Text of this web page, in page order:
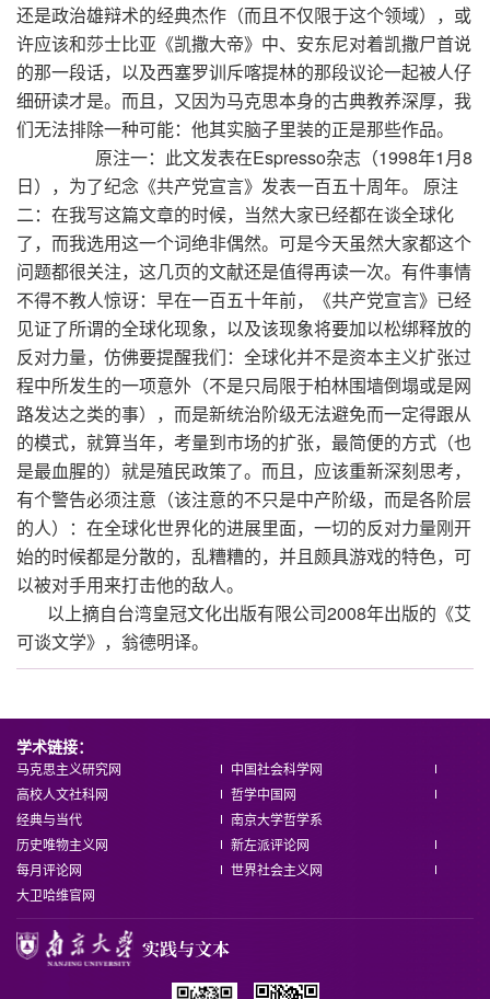
还是政治雄辩术的经典杰作（而且不仅限于这个领域），或
许应该和莎士比亚《凯撒大帝》中、安东尼对着凯撒尸首说
的那一段话，以及西塞罗训斥喀提林的那段议论一起被人仔
细研读才是。而且，又因为马克思本身的古典教养深厚，我
们无法排除一种可能：他其实脑子里装的正是那些作品。
原注一：此文发表在Espresso杂志（1998年1月8
日），为了纪念《共产党宣言》发表一百五十周年。 原注
二：在我写这篇文章的时候，当然大家已经都在谈全球化
了，而我选用这一个词绝非偶然。可是今天虽然大家都这个
问题都很关注，这几页的文献还是值得再读一次。有件事情
不得不教人惊讶：早在一百五十年前，《共产党宣言》已经
见证了所谓的全球化现象，以及该现象将要加以松绑释放的
反对力量，仿佛要提醒我们：全球化并不是资本主义扩张过
程中所发生的一项意外（不是只局限于柏林围墙倒塌或是网
路发达之类的事），而是新统治阶级无法避免而一定得跟从
的模式，就算当年，考量到市场的扩张，最简便的方式（也
是最血腥的）就是殖民政策了。而且，应该重新深刻思考，
有个警告必须注意（该注意的不只是中产阶级，而是各阶层
的人）：在全球化世界化的进展里面，一切的反对力量刚开
始的时候都是分散的，乱糟糟的，并且颇具游戏的特色，可
以被对手用来打击他的敌人。
以上摘自台湾皇冠文化出版有限公司2008年出版的《艾
可谈文学》，翁德明译。
学术链接：
马克思主义研究网
中国社会科学网
高校人文社科网
哲学中国网
经典与当代
南京大学哲学系
历史唯物主义网
新左派评论网
每月评论网
世界社会主义网
大卫哈维官网